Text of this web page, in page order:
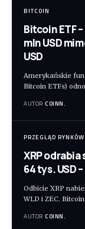
BITCOIN
Bitcoin ETF
mln USD
USD
Amerykańskie
Bitcoin ETFs)
AUTOR COINN.
PRZEGLĄD RYNKÓW
XRP
64 tys. USD
Odbicie XRP
WLD i ZEC.
AUTOR COINN.